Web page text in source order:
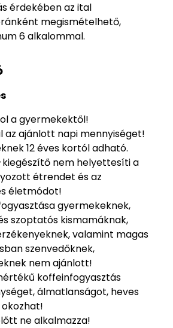
érdekében az ital
megismételhető,
6 alkalommal.
a gyermekektől!
az ajánlott napi mennyiséget!
12 éves kortól adható.
nem helyettesíti a
étrendet és az
életmódot!
gyermekeknek,
szoptatós kismamáknak,
valamint magas
szenvedőknek,
nem ajánlott!
koffeinfogyasztás
álmatlanságot, heves
ne alkalmazza!